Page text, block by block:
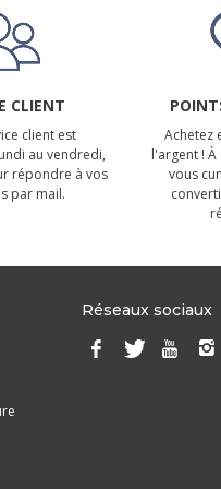
CLIENT
client est
au vendredi,
répondre à vos
par mail.
Achetez
l'argent !
vous
Réseaux sociaux